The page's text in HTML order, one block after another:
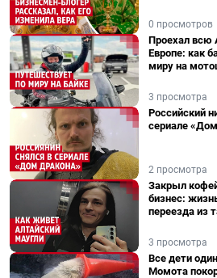
0 просмотров
Проехал всю
Европе: как
миру на
3 просмотра
Российский
сериале
2 просмотра
Закрыл
бизнес:
переезда из
3 просмотра
Все дети
Момота